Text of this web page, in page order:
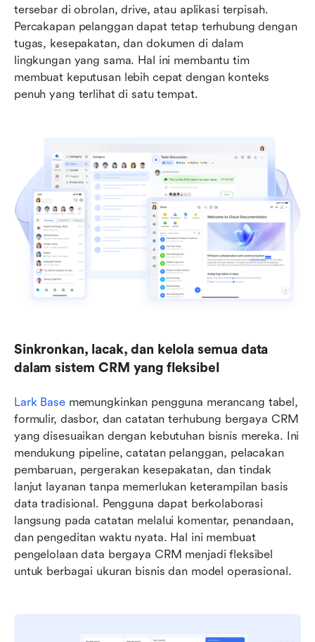
tersebar di obrolan, drive, atau aplikasi terpisah.
Percakapan pelanggan dapat tetap terhubung dengan
tugas, kesepakatan, dan dokumen di dalam
lingkungan yang sama. Hal ini membantu tim
membuat keputusan lebih cepat dengan konteks
penuh yang terlihat di satu tempat.
Sinkronkan, lacak, dan kelola semua data
dalam sistem CRM yang fleksibel
Lark Base memungkinkan pengguna merancang tabel,
formulir, dasbor, dan catatan terhubung bergaya CRM
yang disesuaikan dengan kebutuhan bisnis mereka. Ini
mendukung pipeline, catatan pelanggan, pelacakan
pembaruan, pergerakan kesepakatan, dan tindak
lanjut layanan tanpa memerlukan keterampilan basis
data tradisional. Pengguna dapat berkolaborasi
langsung pada catatan melalui komentar, penandaan,
dan pengeditan waktu nyata. Hal ini membuat
pengelolaan data bergaya CRM menjadi fleksibel
untuk berbagai ukuran bisnis dan model operasional.